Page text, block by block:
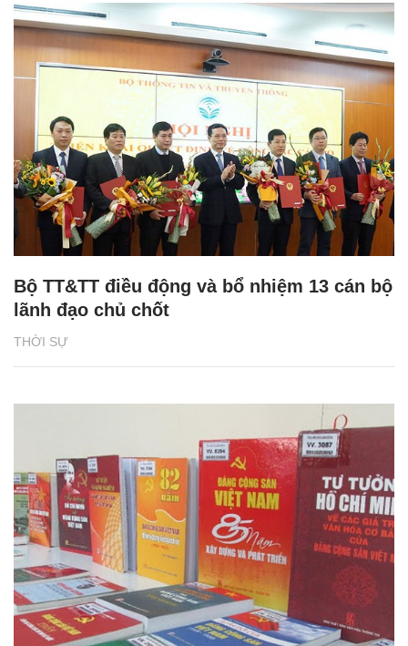
THỜI SỰ
Bộ TT&TT điều động và bổ nhiệm 13 cán bộ
lãnh đạo chủ chốt